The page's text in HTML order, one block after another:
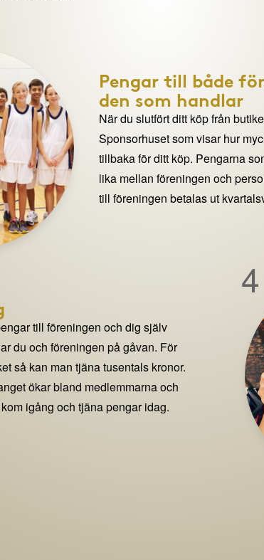
Pengar till både
den som handlar
När du slutfört ditt köp från
Sponsorhuset som visar hur
tillbaka för ditt köp. Pengarna
lika mellan föreningen och
till föreningen betalas ut
4
till föreningen och dig själv
du och föreningen på gåvan. För
så kan man tjäna tusentals kronor.
ökar bland medlemmarna och
igång och tjäna pengar idag.